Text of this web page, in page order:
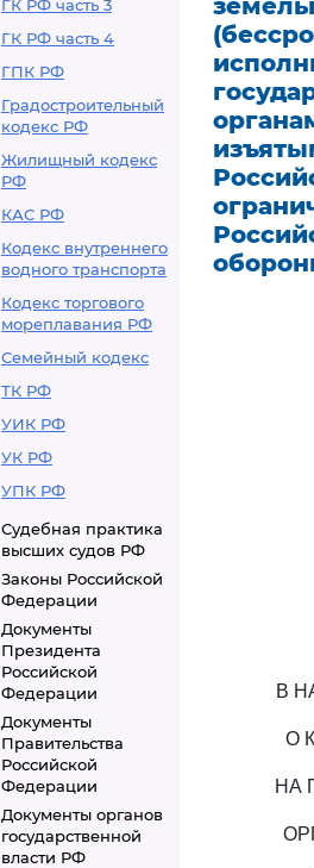
ГК РФ часть 3
ГК РФ часть 4
ГПК РФ
Градостроительный
кодекс РФ
Жилищный кодекс
РФ
КАС РФ
Кодекс внутреннего
водного транспорта
Кодекс торгового
мореплавания РФ
Семейный кодекс
ТК РФ
УИК РФ
УК РФ
УПК РФ
Судебная практика
высших судов РФ
Законы Российской
Федерации
Документы
Президента
Российской
Федерации
Документы
Правительства
Российской
Федерации
Документы органов
государственной
власти РФ
В
О
НА